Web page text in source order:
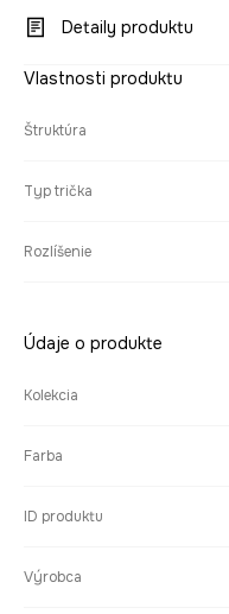
Detaily produktu
Vlastnosti produktu
Štruktúra
Typ trička
Rozlíšenie
Údaje o produkte
Kolekcia
Farba
ID produktu
Výrobca